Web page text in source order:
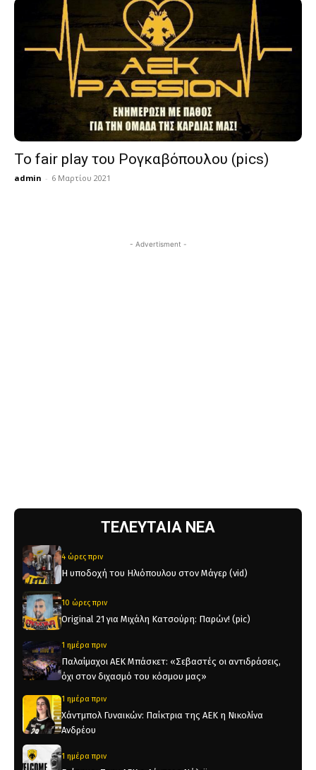
Το fair play του Ρογκαβόπουλου (pics)
admin - 6 Μαρτίου 2021
- Advertisment -
ΤΕΛΕΥΤΑΙΑ ΝΕΑ
4 ώρες πριν
Η υποδοχή του Ηλιόπουλου στον Μάγερ (vid)
10 ώρες πριν
Original 21 για Μιχάλη Κατσούρη: Παρών! (pic)
1 ημέρα πριν
Παλαίμαχοι ΑΕΚ Μπάσκετ: «Σεβαστές οι αντιδράσεις,
όχι στον διχασμό του κόσμου μας»
1 ημέρα πριν
Χάντμπολ Γυναικών: Παίκτρια της ΑΕΚ η Νικολίνα
Ανδρέου
1 ημέρα πριν